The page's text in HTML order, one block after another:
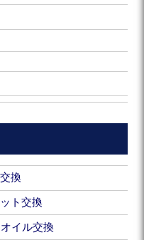
換
ト交換
イル交換